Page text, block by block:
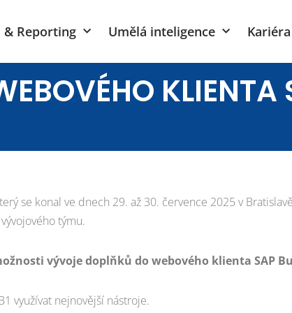
& Reporting Umělá inteligence Kariéra
KLIENTA
se konal ve dnech 29. až 30. července 2025 v
týmu.
vývoje doplňků do webového klienta SAP
využívat nejnovější nástroje.